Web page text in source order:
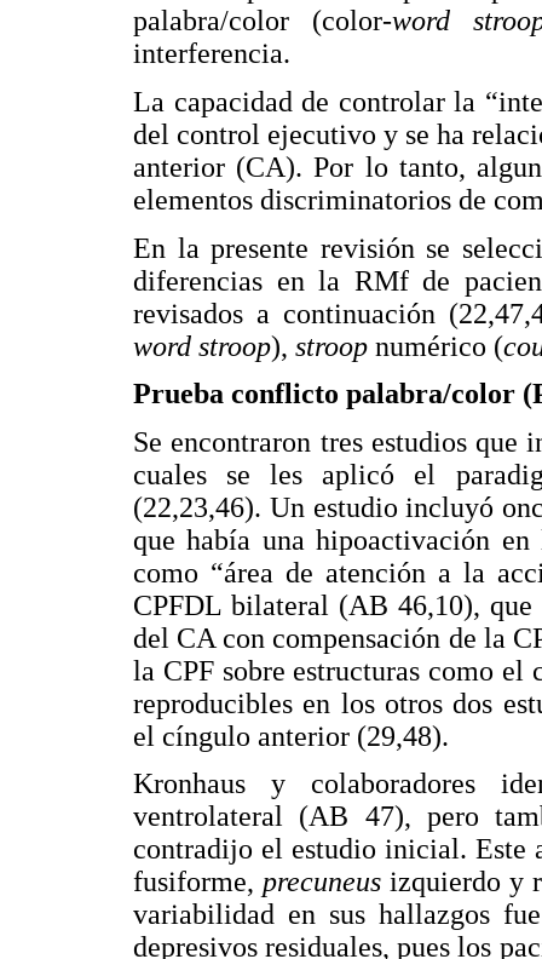
palabra/color (color-word
interferencia.
La capacidad de controlar la
del control ejecutivo y se ha
anterior (CA). Por lo tanto,
elementos discriminatorios de
En la presente revisión se
diferencias en la RMf de
revisados a continuación
word stroop), stroop numérico (
Prueba conflicto palabra/color
Se encontraron tres estudios
cuales se les aplicó el
(22,23,46). Un estudio incluyó
que había una hipoactivación
como “área de atención a la
CPFDL bilateral (AB 46,10), que
del CA con compensación de la
la CPF sobre estructuras como el
reproducibles en los otros dos
el cíngulo anterior (29,48).
Kronhaus y colaboradores
ventrolateral (AB 47), pero
contradijo el estudio inicial. Este
fusiforme, precuneus izquierdo y
variabilidad en sus hallazgos
depresivos residuales, pues los